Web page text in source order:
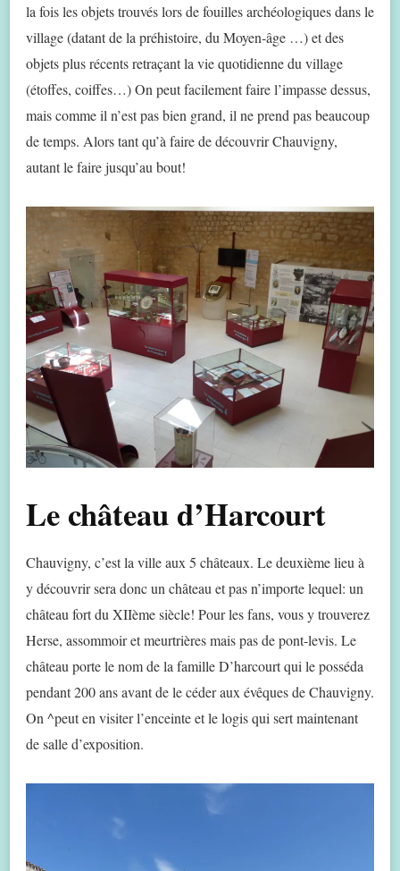
la fois les objets trouvés lors de fouilles archéologiques dans le
village (datant de la préhistoire, du Moyen-âge …) et des
objets plus récents retraçant la vie quotidienne du village
(étoffes, coiffes…) On peut facilement faire l’impasse dessus,
mais comme il n’est pas bien grand, il ne prend pas beaucoup
de temps. Alors tant qu’à faire de découvrir Chauvigny,
autant le faire jusqu’au bout!
Le château d’Harcourt
Chauvigny, c’est la ville aux 5 châteaux. Le deuxième lieu à
y découvrir sera donc un château et pas n’importe lequel: un
château fort du XIIème siècle! Pour les fans, vous y trouverez
Herse, assommoir et meurtrières mais pas de pont-levis. Le
château porte le nom de la famille D’harcourt qui le posséda
pendant 200 ans avant de le céder aux évêques de Chauvigny.
On ^peut en visiter l’enceinte et le logis qui sert maintenant
de salle d’exposition.